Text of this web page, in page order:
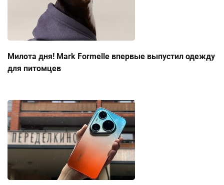
Милота дня! Mark Formelle впервые выпустил одежду
для питомцев